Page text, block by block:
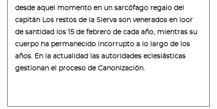
desde aquel momento en un sarcófago regalo del
capitán Los restos de la Sierva son venerados en loor
de santidad los 15 de febrero de cada año, mientras su
cuerpo ha permanecido incorrupto a lo largo de los
años. En la actualidad las autoridades eclesiásticas
gestionan el proceso de Canonización.